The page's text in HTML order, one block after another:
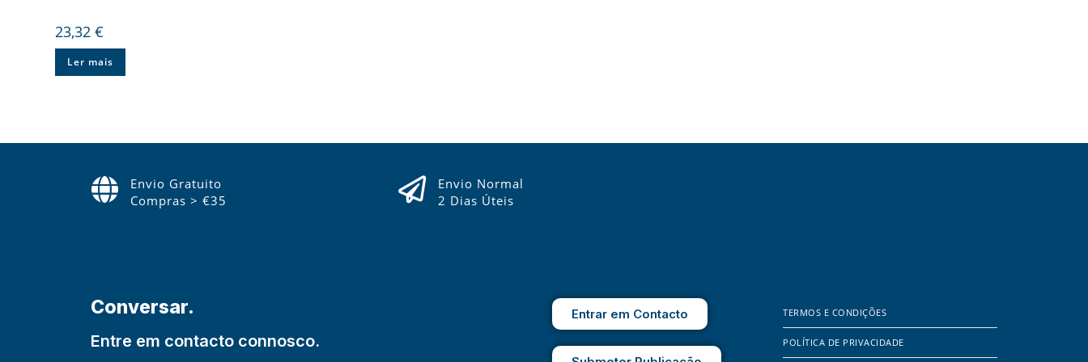
23,32€
Ler mais
Envio Gratuito
Compras > €35
Envio Normal
2 Dias Úteis
Conversar.
Entre em contacto connosco.
Entrar em Contacto TERMOS E CONDIÇÕES
POLÍTICA DE PRIVACIDADE